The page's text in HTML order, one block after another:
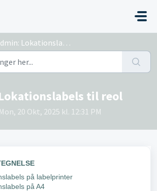
Lokationslabels til reol
til reol
20 Okt, 2025 kl. 12:31 PM
på labelprinter
på A4